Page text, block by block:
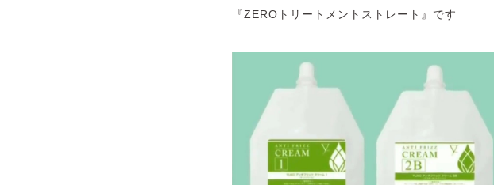
『ZEROトリートメントストレート』です